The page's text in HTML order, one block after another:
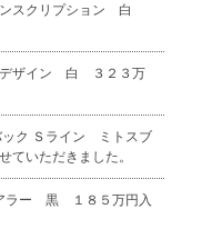
ンスクリプション 白
デザイン 白 ３２３万
ック Ｓライン ミトスブ
いただきました。
ラー 黒 １８５万円入